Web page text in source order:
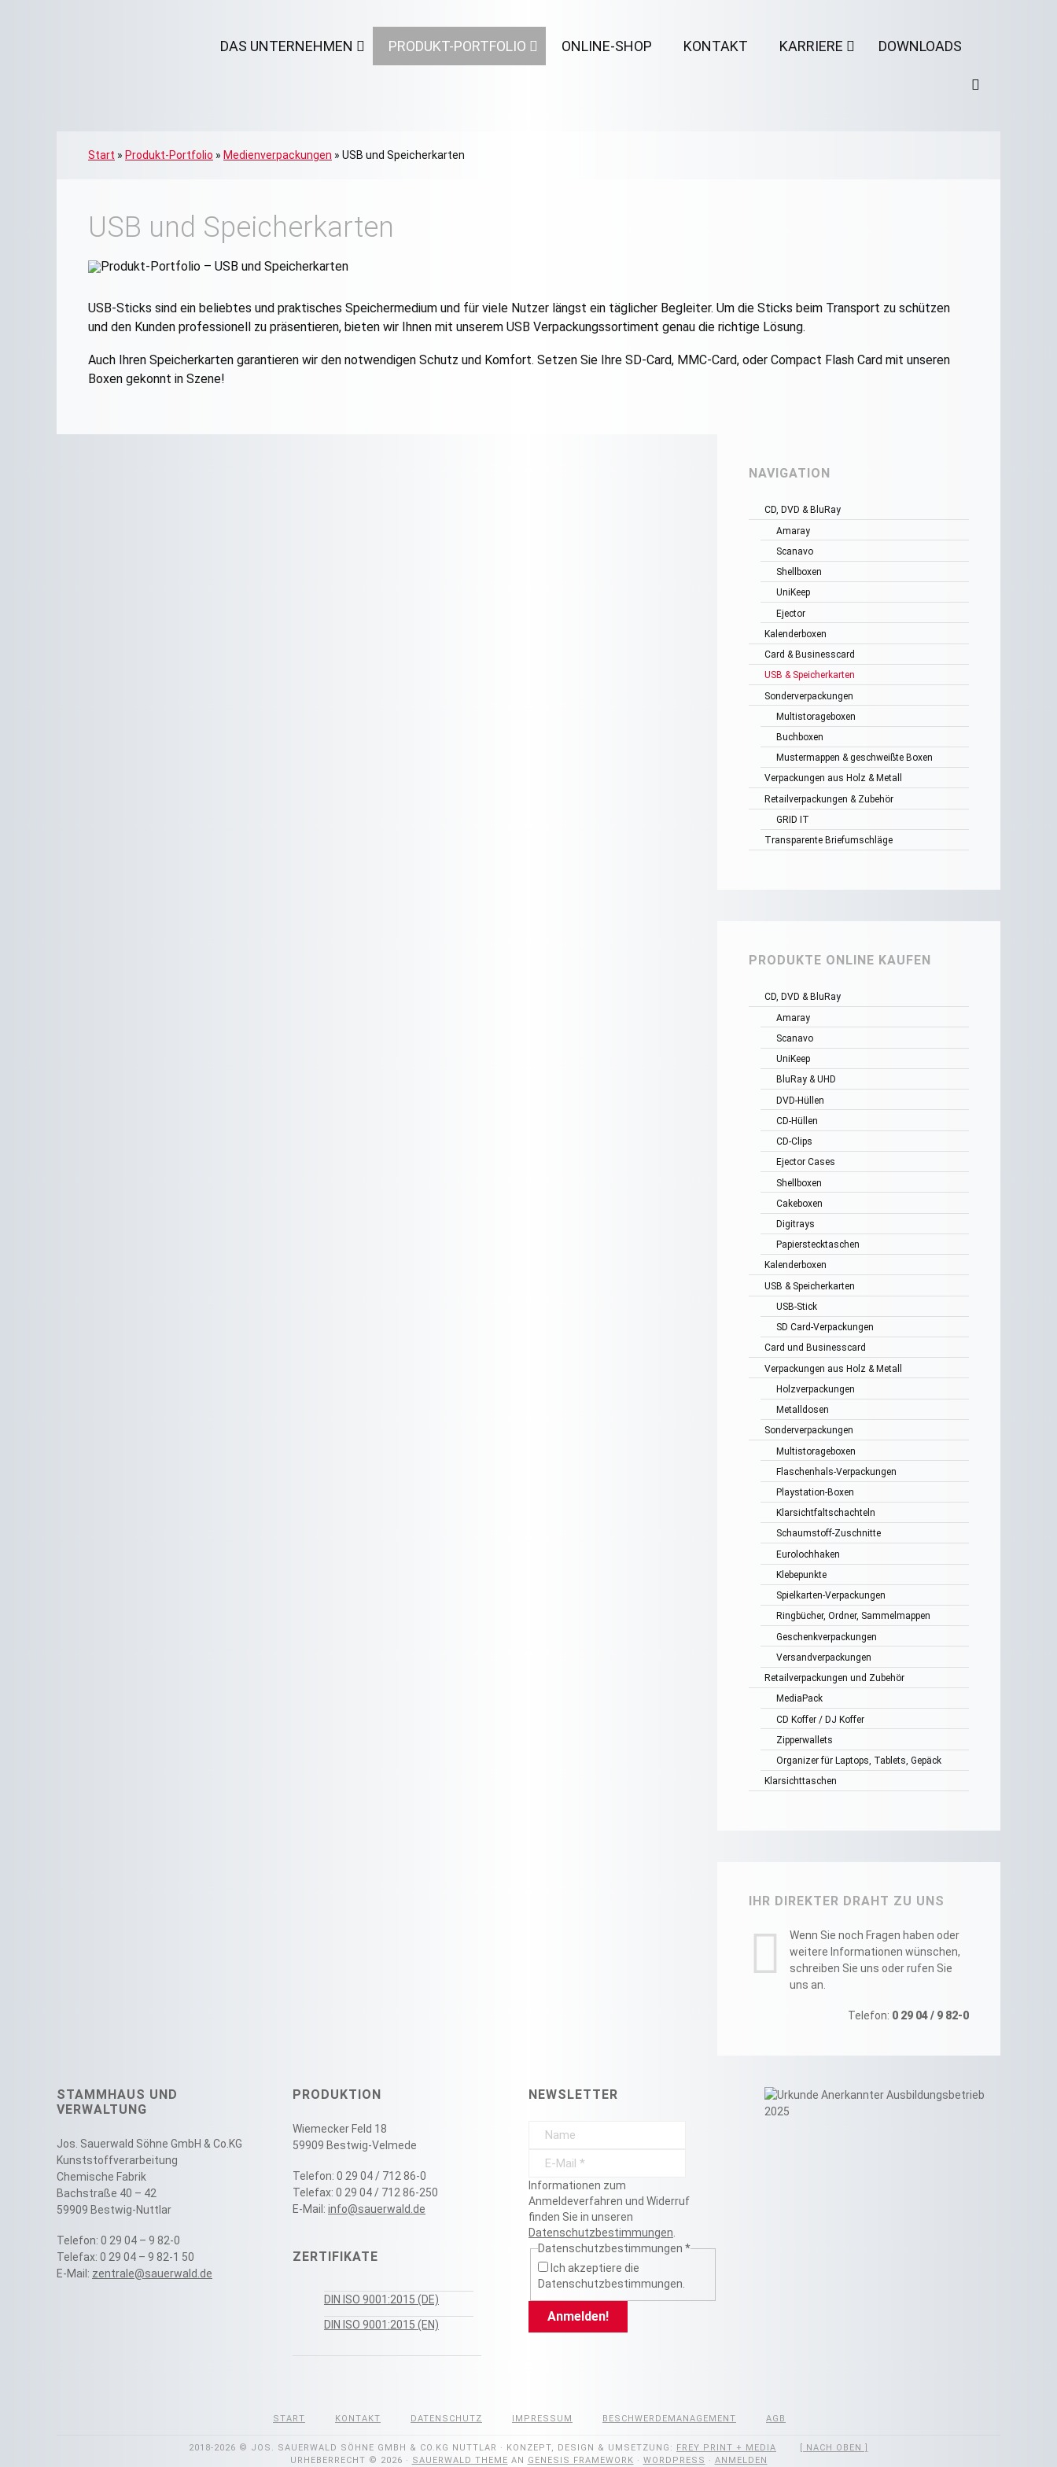
DAS UNTERNEHMEN PRODUKT-PORTFOLIO ONLINE-SHOP KONTAKT KARRIERE DOWNLOADS
Start » Produkt-Portfolio » Medienverpackungen » USB und Speicherkarten
USB und Speicherkarten
USB-Sticks sind ein beliebtes und praktisches Speichermedium und für viele Nutzer längst ein täglicher Begleiter. Um die Sticks beim Transport zu schützen
und den Kunden professionell zu präsentieren, bieten wir Ihnen mit unserem USB Verpackungssortiment genau die richtige Lösung.
Auch Ihren Speicherkarten garantieren wir den notwendigen Schutz und Komfort. Setzen Sie Ihre SD-Card, MMC-Card, oder Compact Flash Card mit unseren
Boxen gekonnt in Szene!
NAVIGATION
CD, DVD & BluRay
Amaray
Scanavo
Shellboxen
UniKeep
Ejector
Kalenderboxen
Card & Businesscard
USB & Speicherkarten
Sonderverpackungen
Multistorageboxen
Buchboxen
Mustermappen & geschweißte Boxen
Verpackungen aus Holz & Metall
Retailverpackungen & Zubehör
GRID IT
Transparente Briefumschläge
PRODUKTE ONLINE KAUFEN
CD, DVD & BluRay
Amaray
Scanavo
UniKeep
BluRay & UHD
DVD-Hüllen
CD-Hüllen
CD-Clips
Ejector Cases
Shellboxen
Cakeboxen
Digitrays
Papierstecktaschen
Kalenderboxen
USB & Speicherkarten
USB-Stick
SD Card-Verpackungen
Card und Businesscard
Verpackungen aus Holz & Metall
Holzverpackungen
Metalldosen
Sonderverpackungen
Multistorageboxen
Flaschenhals-Verpackungen
Playstation-Boxen
Klarsichtfaltschachteln
Schaumstoff-Zuschnitte
Eurolochhaken
Klebepunkte
Spielkarten-Verpackungen
Ringbücher, Ordner, Sammelmappen
Geschenkverpackungen
Versandverpackungen
Retailverpackungen und Zubehör
MediaPack
CD Koffer / DJ Koffer
Zipperwallets
Organizer für Laptops, Tablets, Gepäck
Klarsichttaschen
IHR DIREKTER DRAHT ZU UNS
Wenn Sie noch Fragen haben oder
weitere Informationen wünschen,
schreiben Sie uns oder rufen Sie
uns an.
Telefon: 0 29 04 / 9 82-0
STAMMHAUS UND
VERWALTUNG
Jos. Sauerwald Söhne GmbH & Co.KG
Kunststoffverarbeitung
Chemische Fabrik
Bachstraße 40 – 42
59909 Bestwig-Nuttlar
Telefon: 0 29 04 – 9 82-0
Telefax: 0 29 04 – 9 82-1 50
E-Mail: zentrale@sauerwald.de
PRODUKTION
Wiemecker Feld 18
59909 Bestwig-Velmede
Telefon: 0 29 04 / 712 86-0
Telefax: 0 29 04 / 712 86-250
E-Mail: info@sauerwald.de
ZERTIFIKATE
DIN ISO 9001:2015 (DE)
DIN ISO 9001:2015 (EN)
NEWSLETTER
Informationen zum
Anmeldeverfahren und Widerruf
finden Sie in unseren
Datenschutzbestimmungen
Datenschutzbestimmungen *
Ich akzeptiere die
Datenschutzbestimmungen.
START KONTAKT DATENSCHUTZ IMPRESSUM BESCHWERDEMANAGEMENT AGB
2018-2026 © JOS. SAUERWALD SÖHNE GMBH & CO.KG NUTTLAR · KONZEPT, DESIGN & UMSETZUNG: FREY PRINT + MEDIA
[ NACH OBEN ]
URHEBERRECHT © 2026 · SAUERWALD THEME AN GENESIS FRAMEWORK · WORDPRESS · ANMELDEN